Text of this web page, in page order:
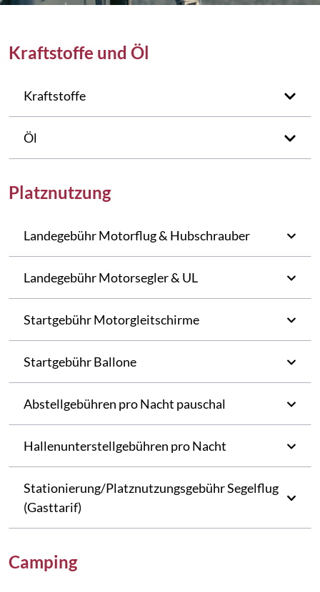
Kraftstoffe und Öl
Kraftstoffe
Öl
Platznutzung
Landegebühr Motorflug & Hubschrauber
Landegebühr Motorsegler & UL
Startgebühr Motorgleitschirme
Startgebühr Ballone
Abstellgebühren pro Nacht pauschal
Hallenunterstellgebühren pro Nacht
Stationierung/Platznutzungsgebühr Segelflug
(Gasttarif)
Camping